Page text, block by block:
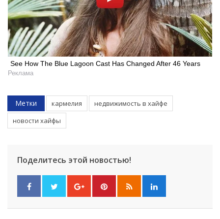
See How The Blue Lagoon Cast Has Changed After 46 Years
Реклама
Метки кармелия
недвижимость в хайфе
новости хайфы
Поделитесь этой новостью!